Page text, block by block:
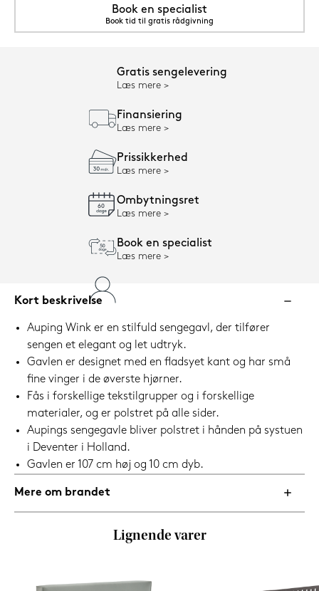
Book en specialist
Book tid til gratis rådgivning
Gratis sengelevering
Læs mere
Finansiering
Læs mere
Prissikkerhed
Læs mere
Ombytningsret
Læs mere
Book en specialist
Læs mere
Kort beskrivelse
Auping Wink er en stilfuld sengegavl, der tilfører
sengen et elegant og let udtryk.
Gavlen er designet med en fladsyet kant og har små
fine vinger i de øverste hjørner.
Fås i forskellige tekstilgrupper og i forskellige
materialer, og er polstret på alle sider.
Aupings sengegavle bliver polstret i hånden på systuen
i Deventer i Holland.
Gavlen er 107 cm høj og 10 cm dyb.
Mere om brandet
Lignende varer